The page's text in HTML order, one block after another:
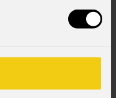
lineare